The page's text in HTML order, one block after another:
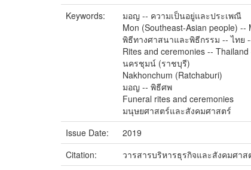
Keywords:
มอญ -- ความเป็นอยู่และประเพณี
Mon (Southeast-Asian people) --
พิธีทางศาสนาและพิธีกรรม -- ไทย
Rites and ceremonies --
นครชุมน์ (ราชบุรี)
Nakhonchum (Ratchaburi)
มอญ -- พิธีศพ
Funeral rites and ceremonies
มนุษยศาสตร์และสังคมศาสตร์
Issue Date:
2019
Citation:
วารสารบริหารธุรกิจและสังคมศา